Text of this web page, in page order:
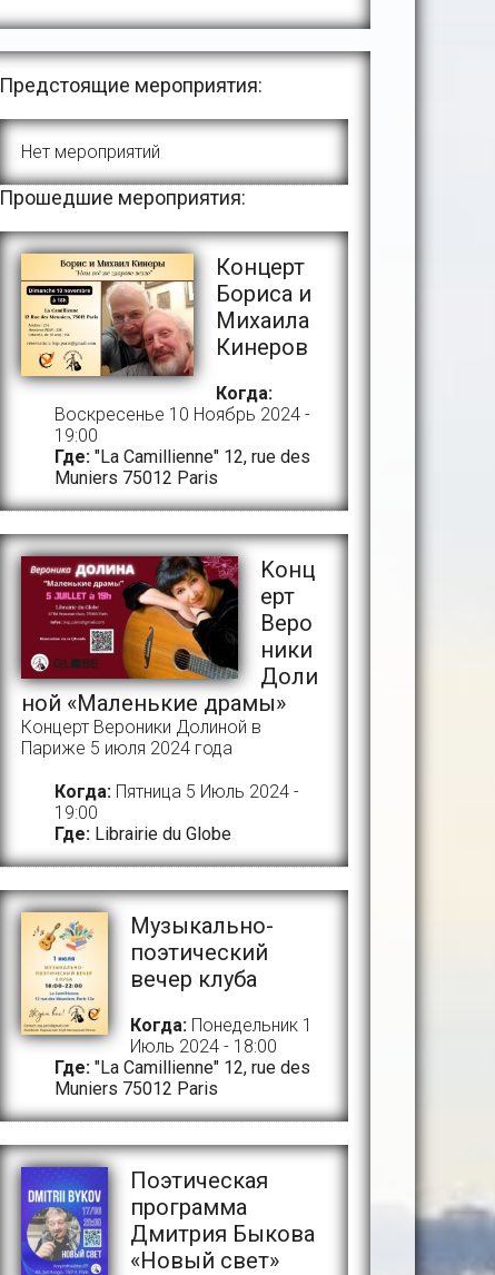
Предстоящие мероприятия:
Нет мероприятий
Прошедшие мероприятия:
Концерт
Бориса и
Михаила
Кинеров
Когда:
Воскресенье 10 Ноябрь 2024 -
19:00
Где: "La Camillienne" 12, rue des
Muniers 75012 Paris
Kонц
ерт
Веро
ники
Доли
ной «Маленькие драмы»
Концерт Вероники Долиной в
Париже 5 июля 2024 года
Когда:Пятница 5 Июль 2024 -
19:00
Где: Librairie du Globe
Музыкально-
поэтический
вечер клуба
Когда:Понедельник 1
Июль 2024 - 18:00
Где: "La Camillienne" 12, rue des
Muniers 75012 Paris
Поэтическая
программа
Дмитрия Быкова
«Новый свет»